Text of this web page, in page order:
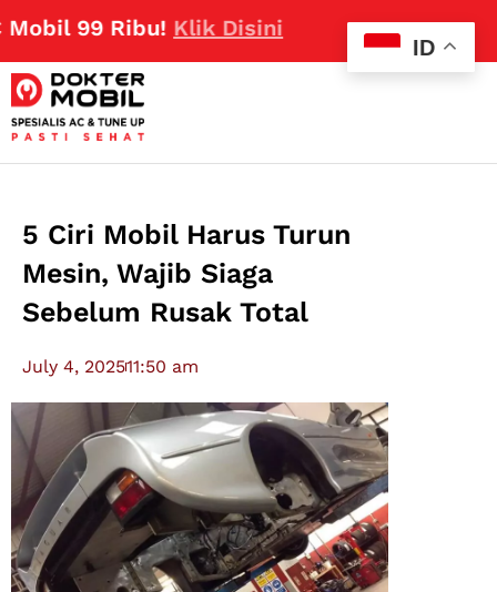
Ribu!Klik Disini
5 Ciri Mobil Harus Turun
Mesin, Wajib Siaga
Sebelum Rusak Total
July 4, 202511:50 am
ID